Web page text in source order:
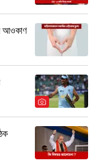
আওকাণ